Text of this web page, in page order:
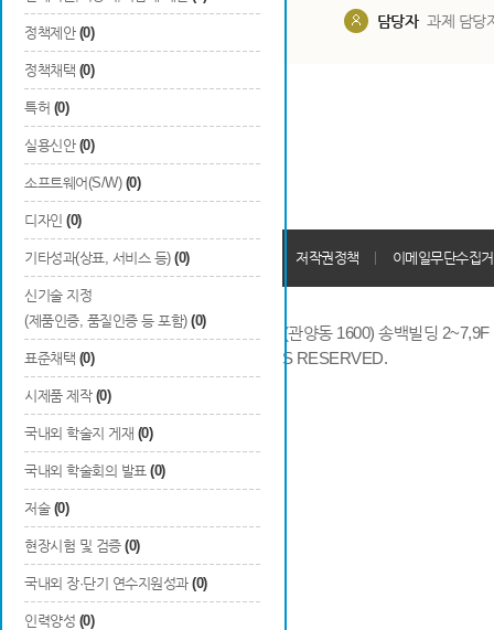
정책제안 (0)
정책채택 (0)
특허 (0)
실용신안 (0)
소프트웨어(S/W) (0)
디자인 (0)
기타성과(상표, 서비스 등) (0)
신기술 지정
(제품인증, 품질인증 등 포함) (0)
표준채택 (0)
시제품 제작 (0)
국내외 학술지 게재 (0)
국내외 학술회의 발표 (0)
저술 (0)
현장시험 및 검증 (0)
국내외 장·단기 연수지원성과 (0)
인력양성 (0)
담당자 과제 담당
개인정보처리방침 회원가입약관 저작권정책 이메일무단수집
14066 경기도 안양시 동안구 시민대로 286 (관양동 1600) 송백빌딩
COPYRIGHTS © 2014 KAIA, ALL RIGHTS RESERVED.